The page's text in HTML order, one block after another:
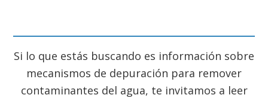
Si lo que estás buscando es información sobre
mecanismos de depuración para remover
contaminantes del agua, te invitamos a leer